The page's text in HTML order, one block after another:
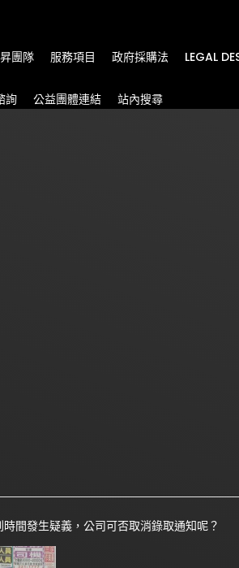
團隊 服務項目 政府採購法 LEGAL
詢 公益團體連結 站內搜尋
間發生疑義，公司可否取消錄取通知呢？